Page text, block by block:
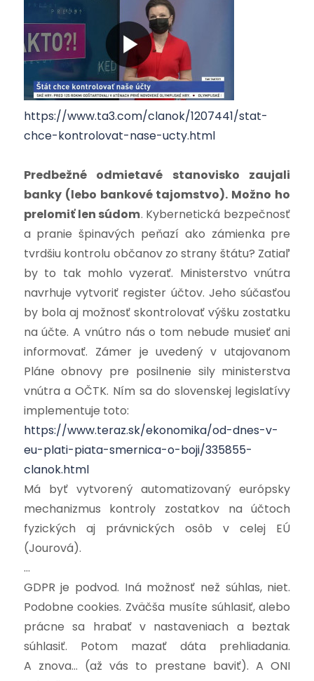
https://www.ta3.com/clanok/1207441/stat-
chce-kontrolovat-nase-ucty.html
Predbežné odmietavé stanovisko zaujali
banky (lebo bankové tajomstvo). Možno ho
prelomiť len súdom. Kybernetická bezpečnosť
a pranie špinavých peňazí ako zámienka pre
tvrdšiu kontrolu občanov zo strany štátu? Zatiaľ
by to tak mohlo vyzerať. Ministerstvo vnútra
navrhuje vytvoriť register účtov. Jeho súčasťou
by bola aj možnosť skontrolovať výšku zostatku
na účte. A vnútro nás o tom nebude musieť ani
informovať. Zámer je uvedený v utajovanom
Pláne obnovy pre posilnenie sily ministerstva
vnútra a OČTK. Ním sa do slovenskej legislatívy
implementuje toto:
https://www.teraz.sk/ekonomika/od-dnes-v-
eu-plati-piata-smernica-o-boji/335855-
clanok.html
Má byť vytvorený automatizovaný európsky
mechanizmus kontroly zostatkov na účtoch
fyzických aj právnických osôb v celej EÚ
(Jourová).
…
GDPR je podvod. Iná možnosť než súhlas, niet.
Podobne cookies. Zväčša musíte súhlasiť, alebo
prácne sa hrabať v nastaveniach a beztak
súhlasiť. Potom mazať dáta prehliadania.
A znova… (až vás to prestane baviť). A ONI